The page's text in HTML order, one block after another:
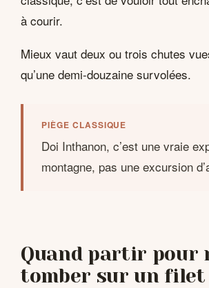
à courir.
Mieux vaut deux ou trois chutes
qu’une demi-douzaine survolées.
PIÈGE CLASSIQUE
Doi Inthanon, c’est une vraie
montagne, pas une excursion
Quand partir pour
tomber sur un filet